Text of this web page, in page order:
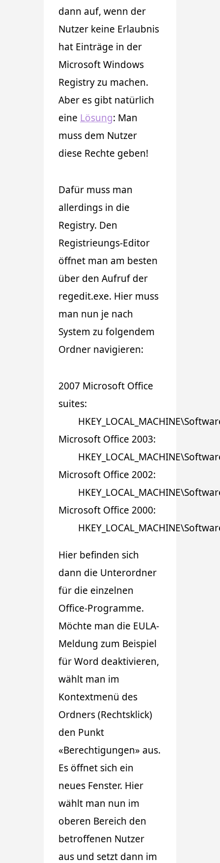
dann auf, wenn der
Nutzer keine Erlaubnis
hat Einträge in der
Microsoft Windows
Registry zu machen.
Aber es gibt natürlich
eine Lösung: Man
muss dem Nutzer
diese Rechte geben!
Dafür muss man
allerdings in die
Registry. Den
Registrieungs-Editor
öffnet man am besten
über den Aufruf der
regedit.exe. Hier muss
man nun je nach
System zu folgendem
Ordner navigieren:
2007 Microsoft Office
suites:
Microsoft Office 2003:
Microsoft Office 2002:
Microsoft Office 2000:
Hier befinden sich
dann die Unterordner
für die einzelnen
Office-Programme.
Möchte man die EULA-
Meldung zum Beispiel
für Word deaktivieren,
wählt man im
Kontextmenü des
Ordners (Rechtsklick)
den Punkt
«Berechtigungen» aus.
Es öffnet sich ein
neues Fenster. Hier
wählt man nun im
oberen Bereich den
betroffenen Nutzer
aus und setzt dann im